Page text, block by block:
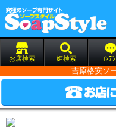
お店検索 姫検索 ｺﾝﾃ
吉原格安ソ